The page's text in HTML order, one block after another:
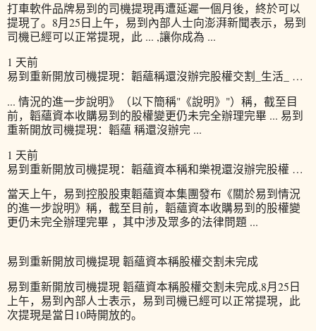
打車軟件品牌易到的司機提現再遭延遲一個月後，終於可以
提現了。8月25日上午，易到內部人士向澎湃新聞表示，易到
司機已經可以正常提現，此 ... ,讓你成為 ...
1 天前
易到重新開放司機提現：韜蘊稱還沒辦完股權交割_生活_ …
... 情況的進一步說明》（以下簡稱"《說明》"）稱，截至目
前，韜蘊資本收購易到的股權變更仍未完全辦理完畢 ... 易到
重新開放司機提現：韜蘊 稱還沒辦完 ...
1 天前
易到重新開放司機提現：韜蘊資本稱和樂視還沒辦完股權 …
當天上午，易到控股股東韜蘊資本集團發布《關於易到情況
的進一步說明》稱，截至目前，韜蘊資本收購易到的股權變
更仍未完全辦理完畢 ，其中涉及眾多的法律問題 ...
易到重新開放司機提現 韜蘊資本稱股權交割未完成
易到重新開放司機提現 韜蘊資本稱股權交割未完成,8月25日
上午，易到內部人士表示，易到司機已經可以正常提現，此
次提現是當日10時開放的。